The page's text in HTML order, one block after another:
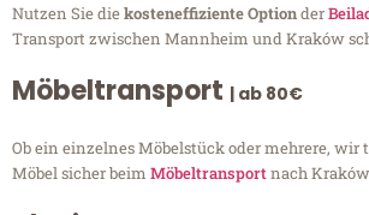
Nutzen Sie diekosteneffiziente Optionder
Transport zwischen Mannheim und Kraków
Möbeltransport | ab 80€
Ob ein einzelnes Möbelstück oder mehrere, wir
Möbel sicher beim Möbeltransportnach